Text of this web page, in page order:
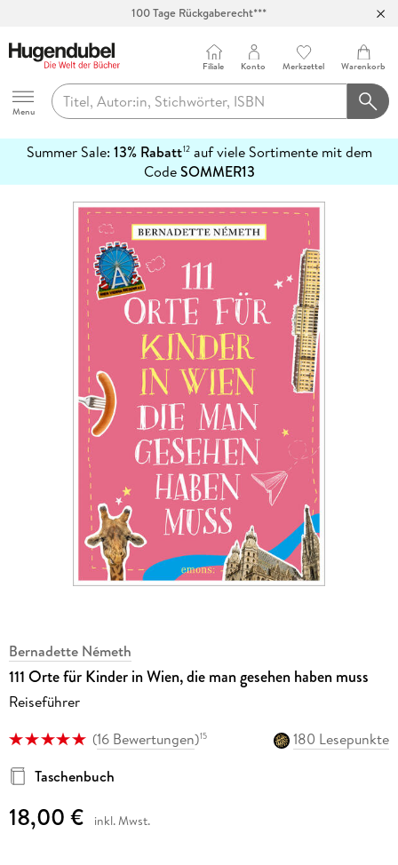
100 Tage Rückgaberecht***
Hugendubel
Menu
Filiale Konto Merkzettel Warenkorb
Summer Sale: 13% Rabatt12auf viele Sortimente mit dem
CodeSOMMER13
erfahren
Bernadette Németh
111 Orte für Kinder in Wien, die man gesehen haben muss
Reiseführer
(16 Bewertungen)15
180 Lesepunkte
Taschenbuch
18,00 € inkl. Mwst.